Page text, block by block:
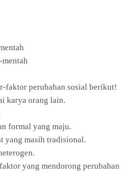
mentah
faktor perubahan sosial berikut!
karya orang lain.
formal yang maju.
yang masih tradisional.
yang mendorong perubahan